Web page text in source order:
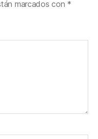
marcados con *